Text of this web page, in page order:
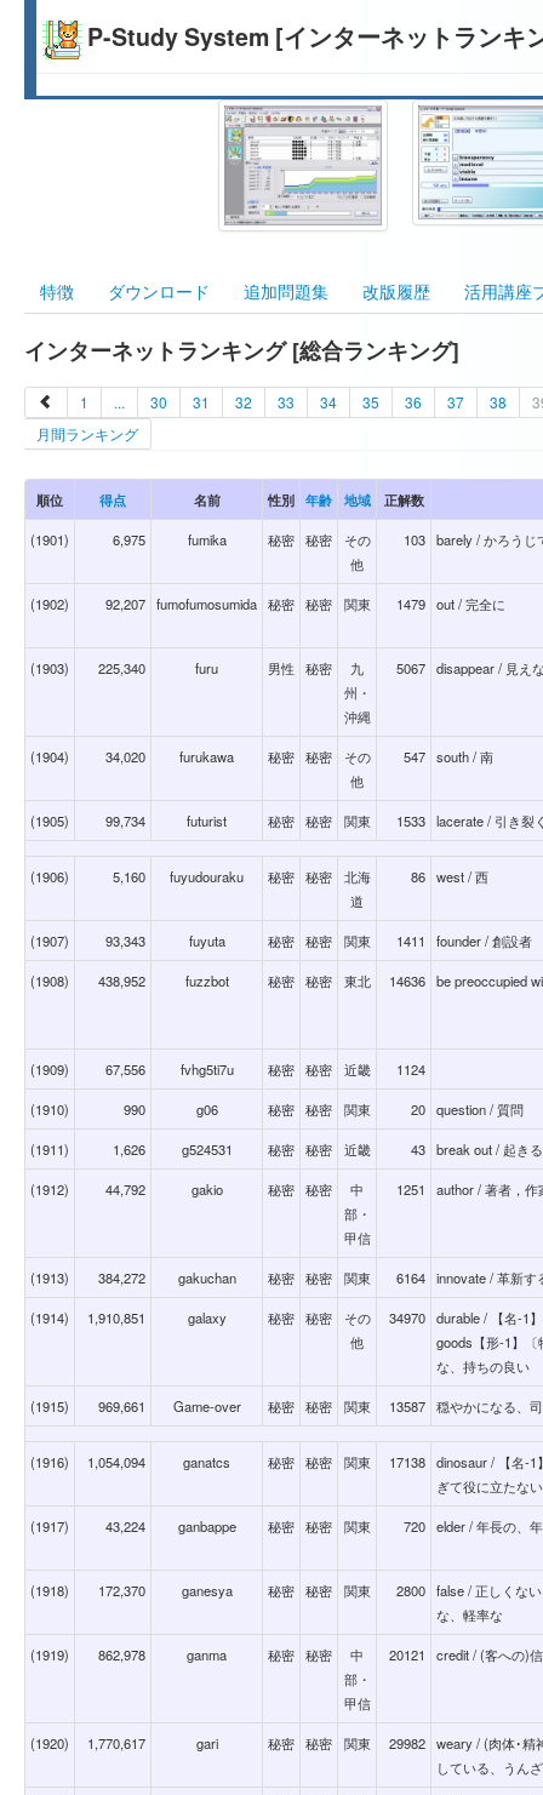
P-Study System [インターネットランキ
特徴 ダウンロード 追加問題集 改版履歴 活用講座
インターネットランキング [総合ランキング]
1 ... 30 31 32 33 34 35 36 37 38
月間ランキング
順位 得点 名前 性別 年齢 地域 正解数
(1901) 6,975 fumika 秘密 秘密
その
他
103 barely / かろうじ
(1902) 92,207 fumofumosumida 秘密 秘密 関東 1479 out / 完全に
(1903) 225,340 furu 男性 秘密
九
州・
沖縄
5067 disappear / 見え
(1904) 34,020 furukawa 秘密 秘密
その
他
547 south / 南
(1905) 99,734 futurist 秘密 秘密 関東 1533 lacerate / 引き裂
(1906) 5,160 fuyudouraku 秘密 秘密
北海
道
86 west / 西
(1907) 93,343 fuyuta 秘密 秘密 関東 1411 founder / 創設者
(1908) 438,952 fuzzbot 秘密 秘密 東北 14636 be preoccupied
(1909) 67,556 fvhg5ti7u 秘密 秘密 近畿 1124
(1910) 990 g06 秘密 秘密 関東 20 question / 質問
(1911) 1,626 g524531 秘密 秘密 近畿 43 break out / 起き
(1912) 44,792 gakio 秘密 秘密
中
部・
甲信
1251 author / 著者，作
(1913) 384,272 gakuchan 秘密 秘密 関東 6164 innovate / 革新す
(1914) 1,910,851 galaxy 秘密 秘密
その
他
34970 durable / 【名-1
goods【形-1】
な、持ちの良い
(1915) 969,661 Game-over 秘密 秘密 関東 13587 穏やかになる、
(1916) 1,054,094 ganatcs 秘密 秘密 関東 17138 dinosaur / 【名-1
ぎて役に立たな
(1917) 43,224 ganbappe 秘密 秘密 関東 720 elder / 年長の、
(1918) 172,370 ganesya 秘密 秘密 関東 2800 false / 正しくな
な、軽率な
(1919) 862,978 ganma 秘密 秘密
中
部・
甲信
20121 credit / (客への)
(1920) 1,770,617 gari 秘密 秘密 関東 29982 weary / (肉体･精
している、うん